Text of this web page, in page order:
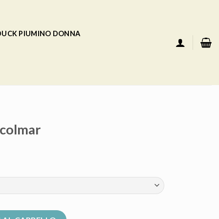
PIUMINO DONNA